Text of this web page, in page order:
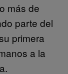
más de
parte del
primera
a la